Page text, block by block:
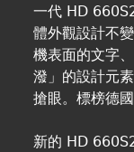
一代 HD
體外觀設計不
機表面的文字
潑」的設計元
搶眼。標榜德
新的 HD